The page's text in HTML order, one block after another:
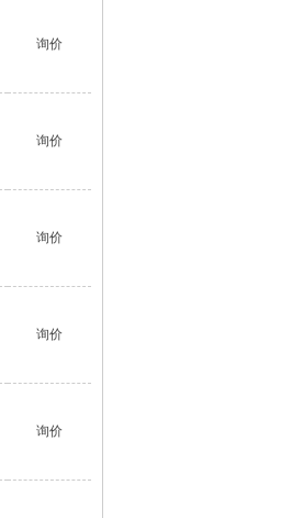
询价
询价
询价
询价
询价